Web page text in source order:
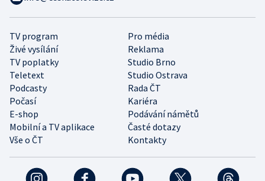
TV program
Pro média
Živé vysílání
Reklama
TV poplatky
Studio Brno
Teletext
Studio Ostrava
Podcasty
Rada ČT
Počasí
Kariéra
E-shop
Podávání námětů
Mobilní a TV aplikace
Časté dotazy
Vše o ČT
Kontakty